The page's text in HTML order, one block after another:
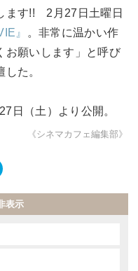
ます!! 2月27日土曜日
』
。非常に温かい作
願いします」と呼び
た。
日（土）より公開。
《シネマカフェ編集部》
表示